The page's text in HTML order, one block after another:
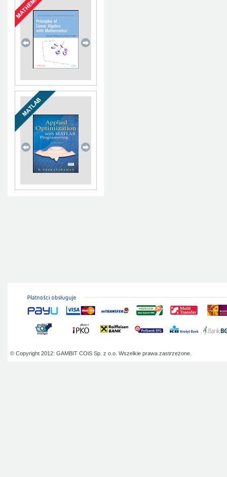
© Copyright 2012: GAMBIT COiS Sp. z o.o. Wszelkie prawa zastrzeżone.